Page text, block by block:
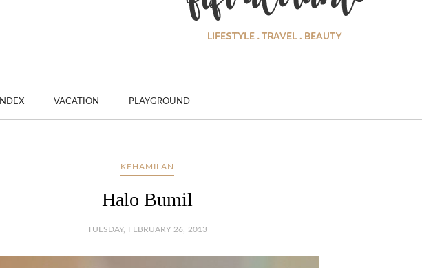
INDEX VACATION PLAYGROUND
KEHAMILAN
Halo Bumil
TUESDAY, FEBRUARY 26, 2013